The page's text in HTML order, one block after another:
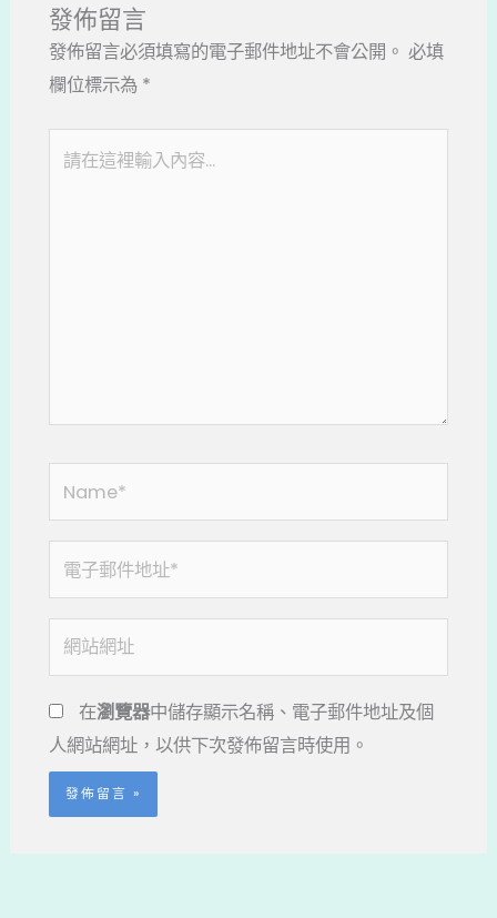
發佈留言
發佈留言必須填寫的電子郵件地址不會公開。 必填
欄位標示為 *
在
郵
件
址
*
網
址
在瀏覽器中儲存顯示名稱、電子郵件地址及個
人網站網址，以供下次發佈留言時使用。